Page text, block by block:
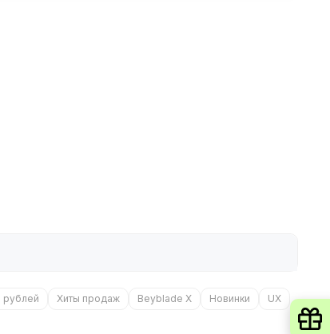
рублей Хиты продаж Beyblade X Новинки
UX